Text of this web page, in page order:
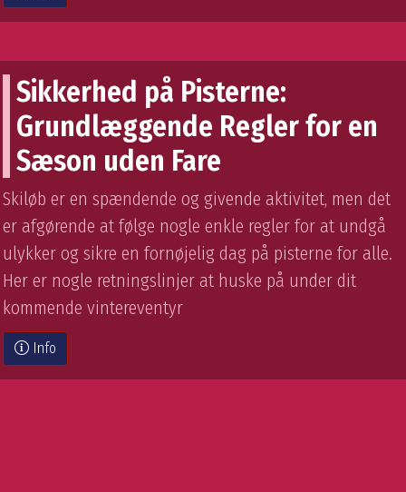
Sikkerhed på Pisterne:
Grundlæggende Regler for en
Sæson uden Fare
Skiløb er en spændende og givende aktivitet, men det
er afgørende at følge nogle enkle regler for at undgå
ulykker og sikre en fornøjelig dag på pisterne for alle.
Her er nogle retningslinjer at huske på under dit
kommende vintereventyr
Info